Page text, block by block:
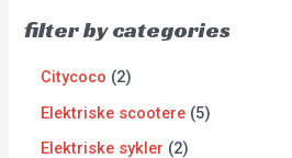
filter by categories
Citycoco 2
Elektriske scootere 5
Elektriske sykler 2